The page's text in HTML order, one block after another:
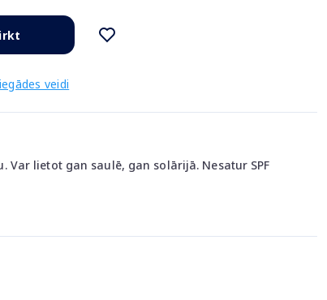
veidi
Var lietot gan saulē, gan solārijā. Nesatur SPF